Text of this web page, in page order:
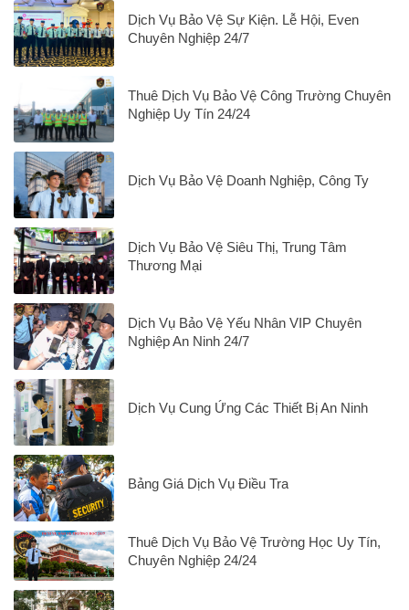
Dịch Vụ Bảo Vệ Sự Kiện. Lễ Hội, Even
Chuyên Nghiệp 24/7
Thuê Dịch Vụ Bảo Vệ Công Trường Chuyên
Nghiệp Uy Tín 24/24
Dịch Vụ Bảo Vệ Doanh Nghiệp, Công Ty
Dịch Vụ Bảo Vệ Siêu Thị, Trung Tâm
Thương Mại
Dịch Vụ Bảo Vệ Yếu Nhân VIP Chuyên
Nghiệp An Ninh 24/7
Dịch Vụ Cung Ứng Các Thiết Bị An Ninh
Bảng Giá Dịch Vụ Điều Tra
Thuê Dịch Vụ Bảo Vệ Trường Học Uy Tín,
Chuyên Nghiệp 24/24